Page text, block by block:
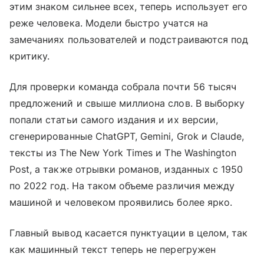
этим знаком сильнее всех, теперь использует его
реже человека. Модели быстро учатся на
замечаниях пользователей и подстраиваются под
критику.
Для проверки команда собрала почти 56 тысяч
предложений и свыше миллиона слов. В выборку
попали статьи самого издания и их версии,
сгенерированные ChatGPT, Gemini, Grok и Claude,
тексты из The New York Times и The Washington
Post, а также отрывки романов, изданных с 1950
по 2022 год. На таком объеме различия между
машиной и человеком проявились более ярко.
Главный вывод касается пунктуации в целом, так
как машинный текст теперь не перегружен